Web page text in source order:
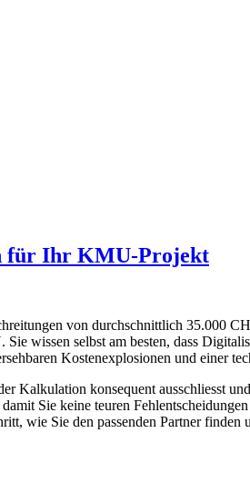
für Ihr KMU-Projekt
von durchschnittlich 35.000
wissen selbst am besten, dass
Kostenexplosionen und einer
konsequent ausschliesst
Sie keine teuren
wie Sie den passenden Partner